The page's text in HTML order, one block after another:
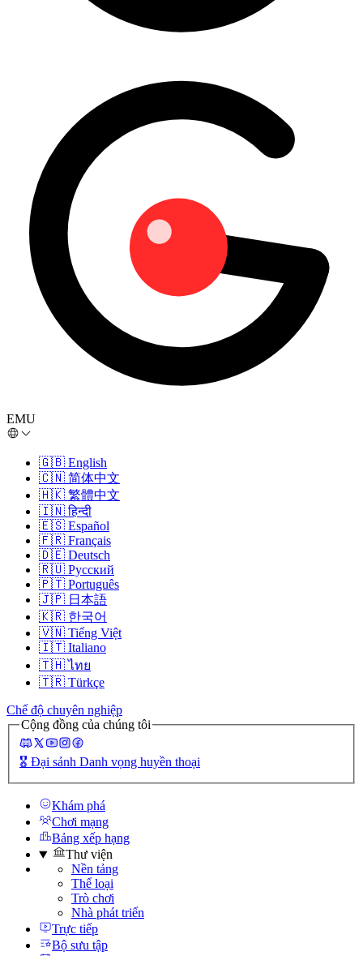
EMU
🇬🇧 English
🇨🇳 简体中文
🇭🇰 繁體中文
🇮🇳 हिन्दी
🇪🇸 Español
🇫🇷 Français
🇩🇪 Deutsch
🇷🇺 Русский
🇵🇹 Português
🇯🇵 日本語
🇰🇷 한국어
🇻🇳 Tiếng Việt
🇮🇹 Italiano
🇹🇭 ไทย
🇹🇷 Türkçe
Chế độ chuyên nghiệp
Cộng đồng của chúng tôi
🎖️ Đại sảnh Danh vọng huyền thoại
Khám phá
Chơi mạng
Bảng xếp hạng
Thư viện
Nền tảng
Thể loại
Trò chơi
Nhà phát triển
Trực tiếp
Bộ sưu tập